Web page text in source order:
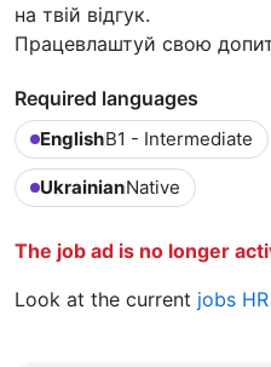
на твій відгук.
Працевлаштуй свою
Required languages
EnglishB1 - Intermediate
UkrainianNative
The job ad is no longer
Look at the current jobs